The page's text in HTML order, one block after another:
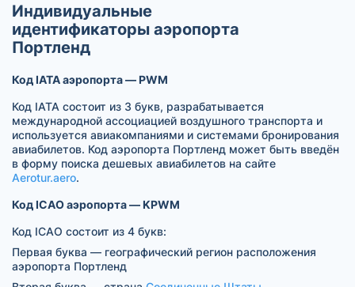
Индивидуальные
идентификаторы аэропорта
Портленд
Код IATA аэропорта — PWM
Код IATA состоит из 3 букв, разрабатывается
международной ассоциацией воздушного транспорта и
используется авиакомпаниями и системами бронирования
авиабилетов. Код аэропорта Портленд может быть введён
в форму поиска дешевых авиабилетов на сайте
Aerotur.aero.
Код ICAO аэропорта — KPWM
Код ICAO состоит из 4 букв:
Первая буква — географический регион расположения
аэропорта Портленд